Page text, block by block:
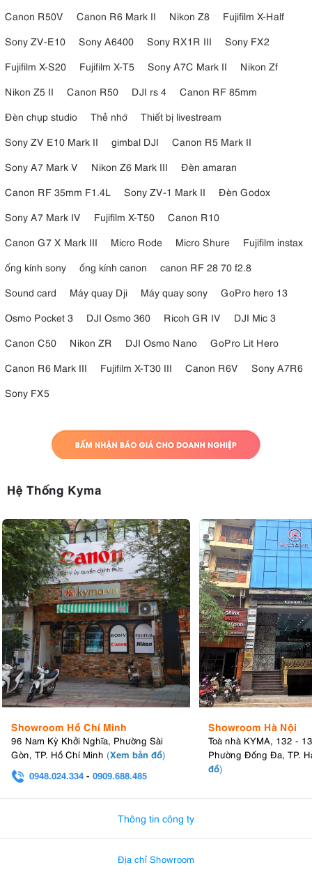
Canon R50V
Canon R6 Mark II Nikon Z8
Fujifilm X-Half
Sony ZV-E10
Sony A6400 Sony RX1R III
Sony FX2
Fujifilm X-S20
Fujifilm X-T5 Sony A7C Mark II
Nikon Zf
Nikon Z5 II
Canon R50 DJI rs 4
Canon RF 85mm
Đèn chụp studio
Thẻ nhớ
Thiết bị livestream
Sony ZV E10 Mark II
gimbal DJI
Canon R5 Mark II
Sony A7 Mark V
Nikon Z6 Mark III
Đèn amaran
Canon RF 35mm F1.4L
Sony ZV-1 Mark II
Đèn Godox
Sony A7 Mark IV
Fujifilm X-T50
Canon R10
Canon G7 X Mark III
Micro Rode Micro Shure
Fujifilm instax
ống kính sony
ống kính canon
canon RF 28 70 f2.8
Sound card
Máy quay Dji Máy quay sony
GoPro hero 13
Osmo Pocket 3
DJI Osmo 360 Ricoh GR IV
DJI Mic 3
Canon C50
Nikon ZR DJI Osmo Nano
GoPro Lit Hero
Canon R6 Mark III
Fujifilm X-T30 III Canon R6V
Sony A7R6
Sony FX5
Hệ Thống Kyma
Showroom Hồ Chí Minh
96 Nam Kỳ Khởi Nghĩa, Phường Sài
Gòn, TP. Hồ Chí Minh (Xem bản đồ)
0948.024.334 - 0909.688.485
Showroom Hà Nội
Toà nhà KYMA, 132 -
Phường Đống Đa, TP.
đồ)
Thông tin công ty
Địa chỉ Showroom